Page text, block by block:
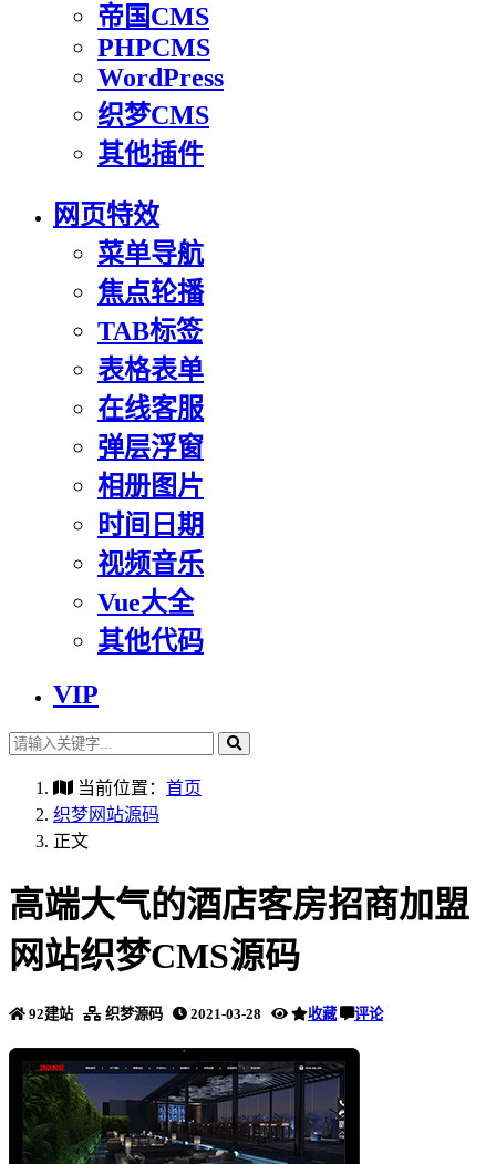
帝国CMS
PHPCMS
WordPress
织梦CMS
其他插件
网页特效
菜单导航
焦点轮播
TAB标签
表格表单
在线客服
弹层浮窗
相册图片
时间日期
视频音乐
Vue大全
其他代码
VIP
当前位置： 首页
织梦网站源码
正文
高端大气的酒店客房招商加盟
网站织梦CMS源码
92建站 织梦源码 2021-03-28 收藏 评论